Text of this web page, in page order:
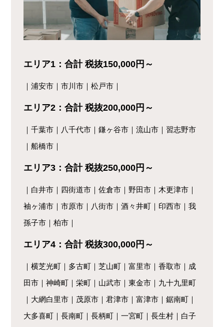
エリア1：合計 税抜150,000円～
｜浦安市｜市川市｜松戸市｜
エリア2：合計 税抜200,000円～
｜千葉市｜八千代市｜鎌ヶ谷市｜流山市｜習志野市
｜船橋市｜
エリア3：合計 税抜250,000円～
｜白井市｜四街道市｜佐倉市｜野田市｜木更津市｜
袖ヶ浦市｜市原市｜八街市｜酒々井町｜印西市｜我
孫子市｜柏市｜
エリア4：合計 税抜300,000円～
｜横芝光町｜多古町｜芝山町｜富里市｜香取市｜成
田市｜神崎町｜栄町｜山武市｜東金市｜九十九里町
｜大網白里市｜茂原市｜君津市｜富津市｜鋸南町｜
大多喜町｜長南町｜長柄町｜一宮町｜長生村｜白子